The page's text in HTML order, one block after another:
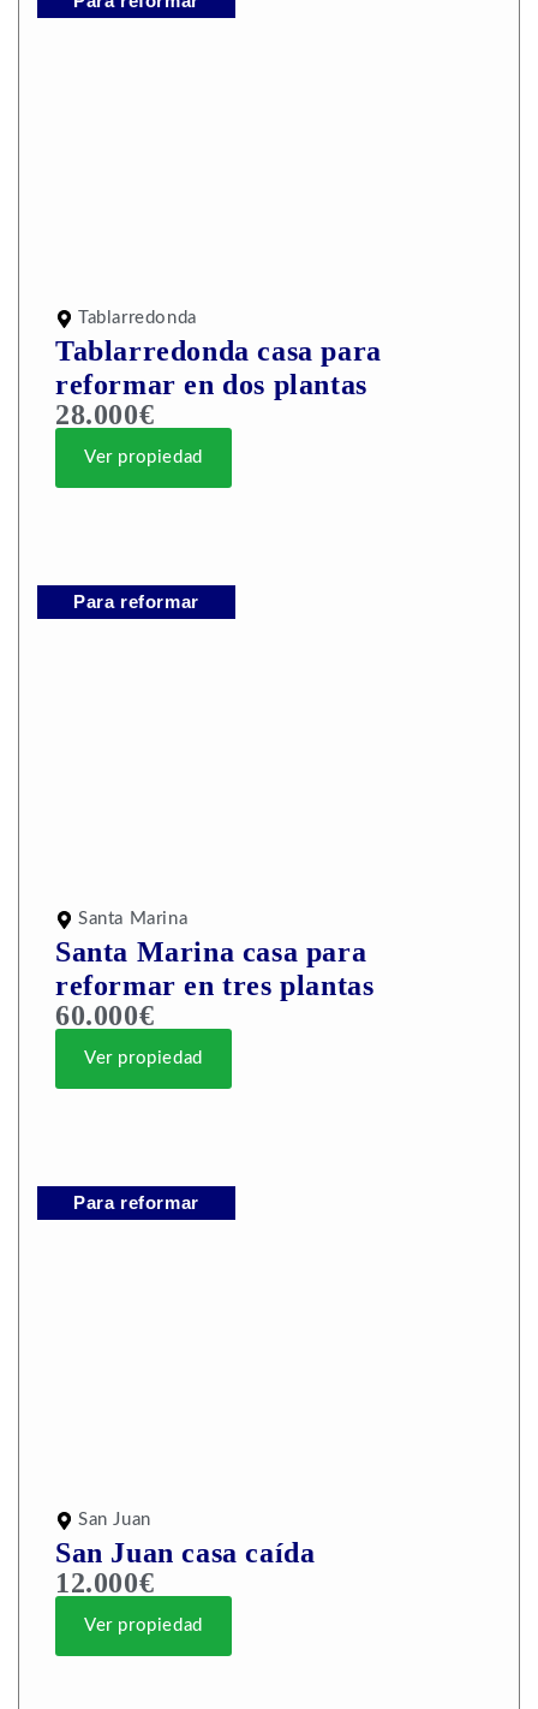
Tablarredonda
Tablarredonda casa para
reformar en dos plantas
28.000€
Ver propiedad
Para reformar
Santa Marina
Santa Marina casa para
reformar en tres plantas
60.000€
Ver propiedad
Para reformar
San Juan
San Juan casa caída
12.000€
Ver propiedad